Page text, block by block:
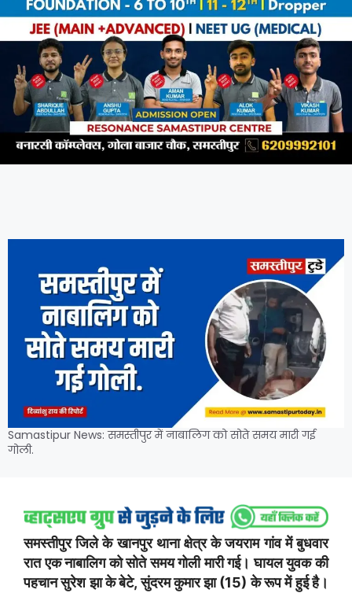
Samastipur News: समस्तीपुर में नाबालिग को सोते समय मारी गई
गोली.
समस्तीपुर जिले के खानपुर थाना क्षेत्र के जयराम गांव में बुधवार
रात एक नाबालिग को सोते समय गोली मारी गई। घायल युवक की
पहचान सुरेश झा के बेटे, सुंदरम कुमार झा (15) के रूप में हुई है।